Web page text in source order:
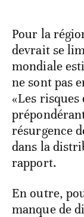
Pour la
devrait se
mondiale
ne sont pas
«Les risques
résurgence
dans la
rapport.
En outre,
manque de